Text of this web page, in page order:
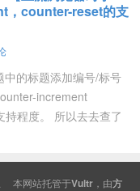
，counter-reset的支
的标题添加编号/标号
increment
程度。 所以去去查了
本网站托管于Vultr ，由方